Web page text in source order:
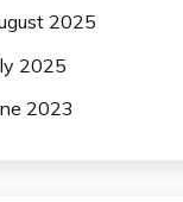
2025
2025
2023